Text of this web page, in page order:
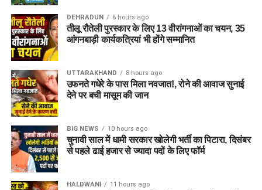
DEHRADUN 6 hours ago
तीलू रौतेली पुरस्कार के लिए 13 वीरांगनाओं का चयन, 35
आंगनबाड़ी कार्यकत्रियां भी होंगे सम्मानित
UTTARAKHAND 8 hours ago
उफनते गधेरे के पास मिला नवजात!, रोने की आवाज सुनाई
देने पर बची मासूम की जान
BIG NEWS 10 hours ago
चुनावी साल में धामी सरकार खोलेगी भर्ती का पिटारा, दिसंबर
से पहले ढाई हजार से ज्यादा पदों के लिए फॉर्म
HALDWANI 11 hours ago